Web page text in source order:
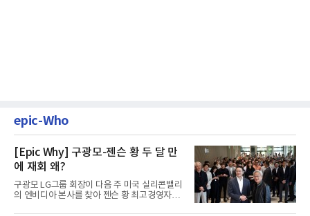
epic-Who
[Epic Why] 구광모-젠슨 황 두 달 만
에 재회 왜?
구광모 LG그룹 회장이 다음 주 미국 실리콘밸리
의 엔비디아 본사를 찾아 젠슨 황 최고경영자